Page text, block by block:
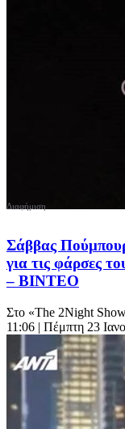
Σάββας
για τις φάρσες
– ΒΙΝΤΕΟ
Στο «The 2Night
11:06 | Πέμπτη 23